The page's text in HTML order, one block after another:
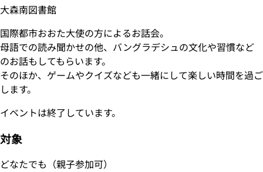
大森南図書館
国際都市おおた大使の方によるお話会。
母語での読み聞かせの他、バングラデシュの文化や習慣など
のお話もしてもらいます。
そのほか、ゲームやクイズなども一緒にして楽しい時間を過ご
します。
イベントは終了しています。
対象
どなたでも（親子参加可）